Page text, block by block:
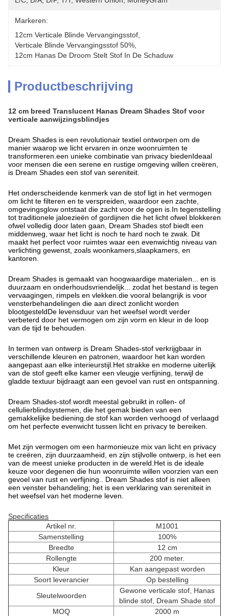
Markeren:
12cm Verticale Blinde Vervangingsstof
Verticale Blinde Vervangingsstof 50%
12cm Hanas De Droom Stelt Stof In De Schaduw
Productbeschrijving
12 cm breed Translucent Hanas Dream Shades Stof voor
verticale aanwijzingsblindjes
Dream Shades is een revolutionair textiel ontworpen om de
manier waarop we licht ervaren in onze woonruimten te
transformeren.een unieke combinatie van privacy biedenIdeaal
voor mensen die een serene en rustige omgeving willen creëren,
is Dream Shades een stof van sereniteit.
Het onderscheidende kenmerk van de stof ligt in het vermogen
om licht te filteren en te verspreiden, waardoor een zachte,
omgevingsglow ontstaat die zacht voor de ogen is.In tegenstelling
tot traditionele jaloezieën of gordijnen die het licht ofwel blokkeren
ofwel volledig door laten gaan, Dream Shades stof biedt een
middenweg, waar het licht is noch te hard noch te zwak. Dit
maakt het perfect voor ruimtes waar een evenwichtig niveau van
verlichting gewenst, zoals woonkamers,slaapkamers, en
kantoren.
Dream Shades is gemaakt van hoogwaardige materialen... en is
duurzaam en onderhoudsvriendelijk... zodat het bestand is tegen
vervaagingen, rimpels en vlekken.die vooral belangrijk is voor
vensterbehandelingen die aan direct zonlicht worden
blootgesteldDe levensduur van het weefsel wordt verder
verbeterd door het vermogen om zijn vorm en kleur in de loop
van de tijd te behouden.
In termen van ontwerp is Dream Shades-stof verkrijgbaar in
verschillende kleuren en patronen, waardoor het kan worden
aangepast aan elke interieurstijl.Het strakke en moderne uiterlijk
van de stof geeft elke kamer een vleugje verfijning, terwijl de
gladde textuur bijdraagt aan een gevoel van rust en ontspanning.
Dream Shades-stof wordt meestal gebruikt in rollen- of
cellulierblindsystemen, die het gemak bieden van een
gemakkelijke bediening.de stof kan worden verhoogd of verlaagd
om het perfecte evenwicht tussen licht en privacy te bereiken.
Met zijn vermogen om een harmonieuze mix van licht en privacy
te creëren, zijn duurzaamheid, en zijn stijlvolle ontwerp, is het een
van de meest unieke producten in de wereld.Het is de ideale
keuze voor degenen die hun woonruimte willen voorzien van een
gevoel van rust en verfijning.. Dream Shades stof is niet alleen
een venster behandeling; het is een verklaring van sereniteit in
het weefsel van het moderne leven.
Specificaties
Artikel nr.
M1001
Samenstelling
100%
Breedte
12 cm
Rollengte
200 meter.
Kleur
Kan aangepast worden
Soort leverancier
Op bestelling
Sleutelwoorden
Gewone verticale stof, Hanas
blinde stof, Dream Shade stof
MOQ
2000 m